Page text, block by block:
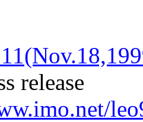
release